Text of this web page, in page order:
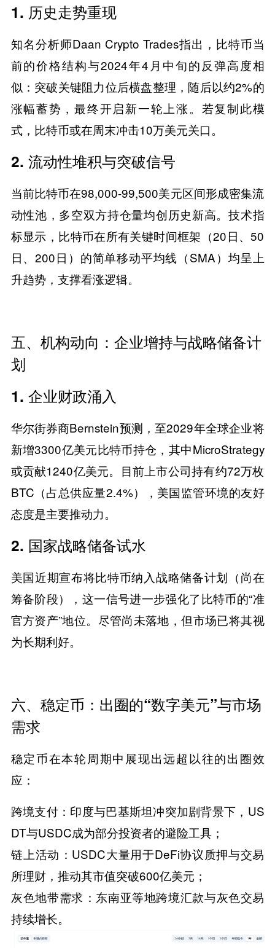
1. ​​历史走势重现​​
知名分析师Daan Crypto Trades指出，比特币当
前的价格结构与2024年4月中旬的反弹高度相
似：突破关键阻力位后横盘整理，随后以约2%的
涨幅蓄势，最终开启新一轮上涨。若复制此模
式，比特币或在周末冲击10万美元关口。
2. ​​流动性堆积与突破信号​​
当前比特币在98,000-99,500美元区间形成密集流
动性池，多空双方持仓量均创历史新高。技术指
标显示，比特币在所有关键时间框架（20日、50
日、200日）的简单移动平均线（SMA）均呈上
升趋势，支撑看涨逻辑。
​​五、机构动向：企业增持与战略储备计
划​​
1. ​​企业财政涌入​​
华尔街券商Bernstein预测，至2029年全球企业将
新增3300亿美元比特币持仓，其中MicroStrategy
或贡献1240亿美元。目前上市公司持有约72万枚
BTC（占总供应量2.4%），美国监管环境的友好
态度是主要推动力。
2. ​​国家战略储备试水​​
美国近期宣布将比特币纳入战略储备计划（尚在
筹备阶段），这一信号进一步强化了比特币的“准
官方资产”地位。尽管尚未落地，但市场已将其视
为长期利好。
​​六、稳定币：出圈的“数字美元”与市场
需求​​
稳定币在本轮周期中展现出远超以往的出圈效
应：
​​跨境支付​​：印度与巴基斯坦冲突加剧背景下，US
DT与USDC成为部分投资者的避险工具；
​​链上活动​​：USDC大量用于DeFi协议质押与交易
所理财，推动其市值突破600亿美元；
​​灰色地带需求​​：东南亚等地跨境汇款与灰色交易
持续增长。